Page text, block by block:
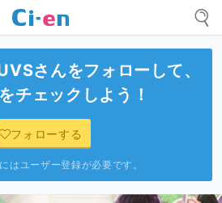
さんをフォローして、
チェックしよう！
フォローする
はユーザー登録が必要です。